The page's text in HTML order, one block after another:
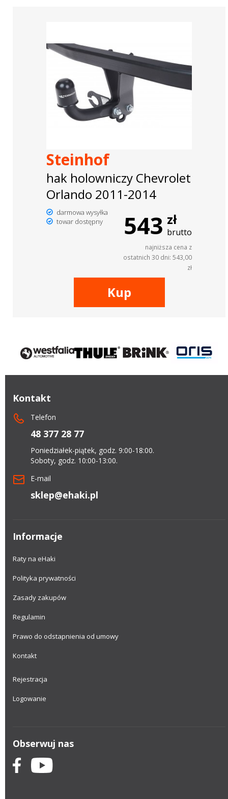
Steinhof
hak holowniczy Chevrolet
Orlando 2011-2014
darmowa wysyłka
towar dostępny
543 zł
brutto
najniższa cena z
ostatnich 30 dni: 543,00
zł
Kup
Kontakt
Telefon
48 377 28 77
Poniedziałek-piątek, godz. 9:00-18:00.
Soboty, godz. 10:00-13:00.
E-mail
sklep@ehaki.pl
Informacje
Raty na eHaki
Polityka prywatności
Zasady zakupów
Regulamin
Prawo do odstapnienia od umowy
Kontakt
Rejestracja
Logowanie
Obserwuj nas